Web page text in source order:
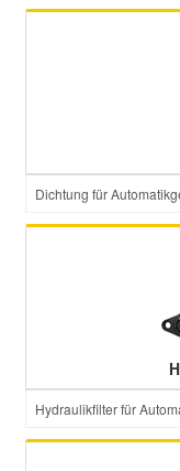
Dichtung für
Hydraulikfilter für